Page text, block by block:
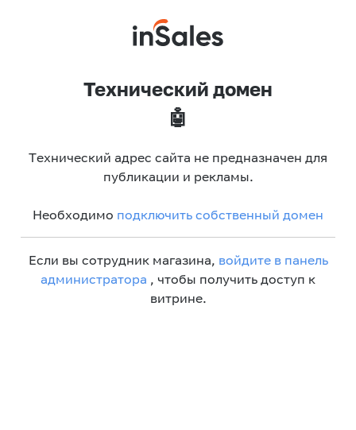
Технический домен
🤖
Технический адрес сайта не предназначен для
публикации и рекламы.
Необходимо подключить собственный домен
Если вы сотрудник магазина, войдите в панель
администратора , чтобы получить доступ к
витрине.